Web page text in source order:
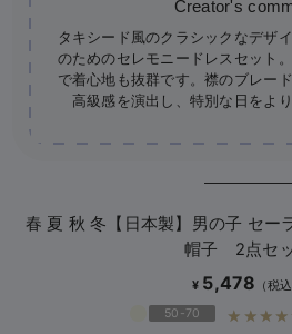
タキシード風のクラシックなデザ
のためのセレモニードレスセット
で着心地も抜群です。襟のブレー
高級感を演出し、特別な日をよ
春 夏 秋 冬【日本製】男の子 セー
帽子 2点セ
¥ 5,478
50-70